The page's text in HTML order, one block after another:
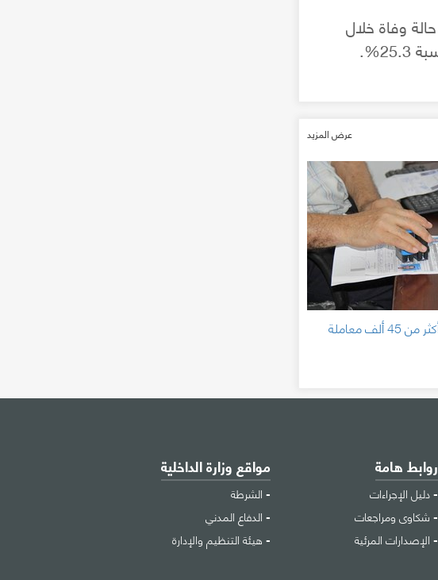
وفيما يتعلق بالوفيات، أفادت الأحوال المدنية أن مكاتبها في محافظات قطاع غزة سجّلت 225 حالة وفاة خلال
عرض المزيد
الأحوال المدنية تُنجز أكثر من 45 ألف معاملة
روابط هامة
دليل الإجراءات
شكاوى ومراجعات
الإصدارات المرئية
مواقع وزارة الداخلية
الشرطة
الدفاع المدني
هيئة التنظيم والإدارة